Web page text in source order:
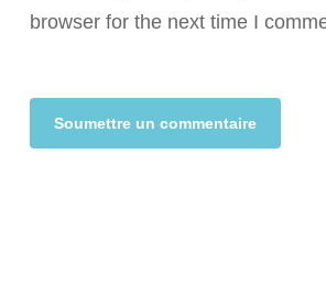
browser for the next time I